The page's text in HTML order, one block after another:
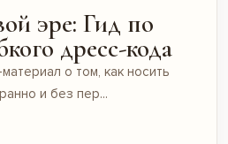
эре: Гид по
дресс-кода
о том, как носить
и без пер...